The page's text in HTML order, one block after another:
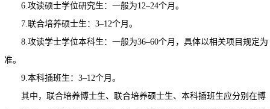
6.攻读硕士学位研究生：一般为12–24个月。
7.联合培养硕士生：3–12个月。
8.攻读学士学位本科生：一般为36–60个月，具体以相关项目规定为
准。
9.本科插班生：3–12个月。
其中，联合培养博士生、联合培养硕士生、本科插班生应分别在博